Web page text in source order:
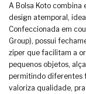
A Bolsa Koto
design atemporal,
Confeccionada em
Group), possui
zíper que facilitam a
pequenos objetos,
permitindo diferentes
valoriza qualidade,